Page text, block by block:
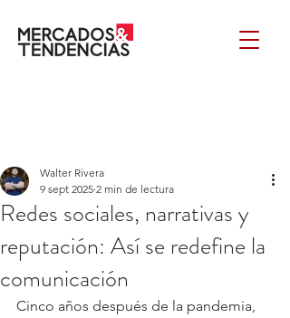
Redes sociales, narrativas y
reputación: Así se redefine la
comunicación
Walter Rivera
9 sept 2025 2 min de lectura
Cinco años después de la pandemia,